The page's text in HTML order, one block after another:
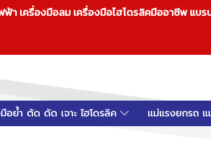
เครื่องมือลม เครื่องมือไฮโดรลิคมืออาชีพ แ
อย้ำ ตัด ดัด เจาะ ไฮโดรลิค แม่แรงยกรถ แ